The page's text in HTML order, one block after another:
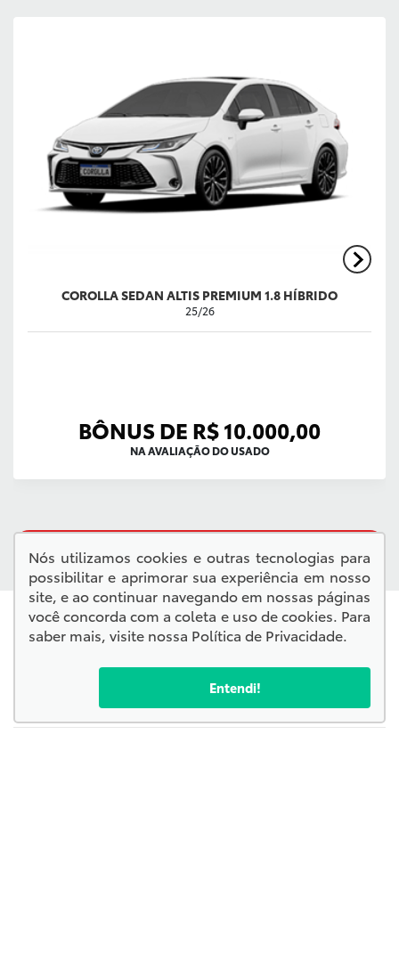
COROLLA SEDAN ALTIS PREMIUM 1.8 HÍBRIDO
25/26
BÔNUS DE R$ 10.000,00
NA AVALIAÇÃO DO USADO
Confira endereços, telefones e horários, selecionando a
unidade abaixo:
Nós utilizamos cookies e outras tecnologias para
possibilitar e aprimorar sua experiência em nosso
site, e ao continuar navegando em nossas páginas
você concorda com a coleta e uso de cookies. Para
saber mais, visite nossa Política de Privacidade.
Entendi!